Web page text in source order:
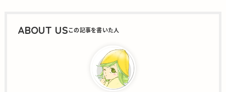
ABOUT US